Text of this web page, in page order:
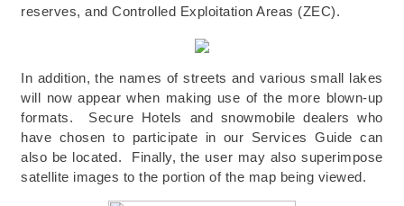
reserves, and Controlled Exploitation Areas (ZEC).
In addition, the names of streets and various small lakes
will now appear when making use of the more blown-up
formats. Secure Hotels and snowmobile dealers who
have chosen to participate in our Services Guide can
also be located. Finally, the user may also superimpose
satellite images to the portion of the map being viewed.